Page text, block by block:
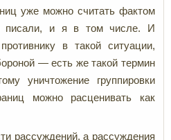
уже можно считать фактом
писали, и я в том числе. И
в такой ситуации,
— есть же такой термин
уничтожение группировки
можно расценивать как
рассуждений, а рассуждения